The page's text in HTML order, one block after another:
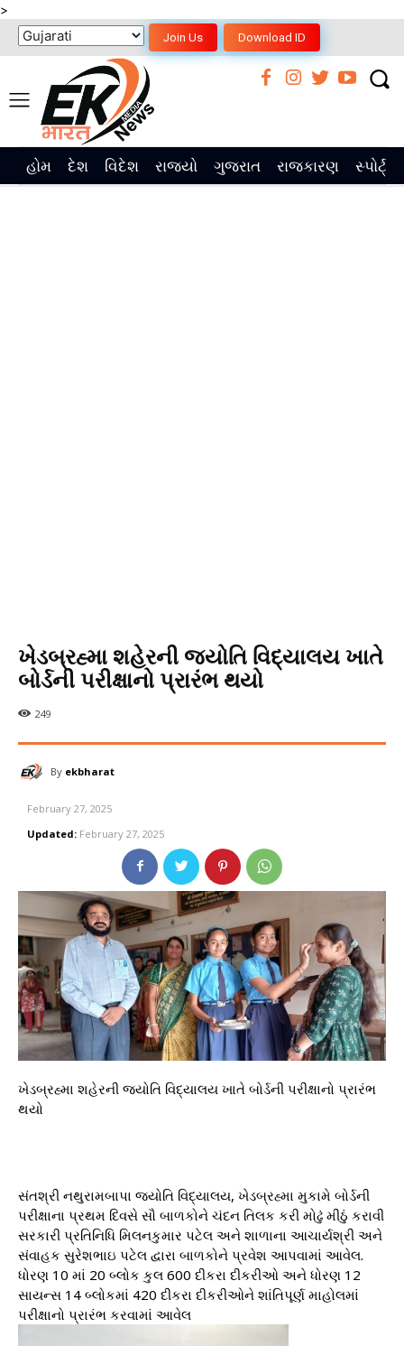
>
Join Us Download ID
હોમ દેશ વિદેશ રાજ્યો ગુજરાત રાજકારણ સ્પોર્ટ્સ
ખેડબ્રહ્મા શહેરની જ્યોતિ વિદ્યાલય ખાતે
બોર્ડની પરીક્ષાનો પ્રારંભ થયો
249
By ekbharat
February 27, 2025
Updated: February 27, 2025
ખેડબ્રહ્મા શહેરની જ્યોતિ વિદ્યાલય ખાતે બોર્ડની પરીક્ષાનો પ્રારંભ
થયો
સંતશ્રી નથુરામબાપા જ્યોતિ વિદ્યાલય, ખેડબ્રહ્મા મુકામે બોર્ડની
પરીક્ષાના પ્રથમ દિવસે સૌ બાળકોને ચંદન તિલક કરી મોઢું મીઠું કરાવી
સરકારી પ્રતિનિધિ મિલનકુમાર પટેલ અને શાળાના આચાર્યશ્રી અને
સંવાહક સુરેશભાઇ પટેલ દ્વારા બાળકોને પ્રવેશ આપવામાં આવેલ.
ધોરણ 10 માં 20 બ્લોક કુલ 600 દીકરા દીકરીઓ અને ધોરણ 12
સાયન્સ 14 બ્લોકમાં 420 દીકરા દીકરીઓને શાંતિપૂર્ણ માહોલમાં
પરીક્ષાનો પ્રારંભ કરવામાં આવેલ